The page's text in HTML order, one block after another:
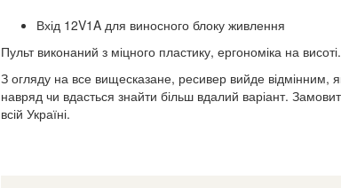
Вхід 12V1A для виносного блоку живлення
Пульт виконаний з міцного пластику, ергономіка на
З огляду на все вищесказане, ресивер вийде відмінним,
навряд чи вдасться знайти більш вдалий варіант.
всій Україні.